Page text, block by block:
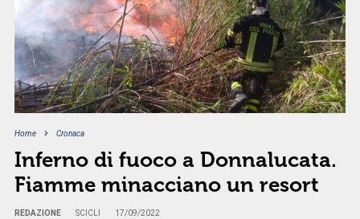
Home Cronaca
Inferno di fuoco a Donnalucata.
Fiamme minacciano un resort
REDAZIONE SCICLI 17/09/2022